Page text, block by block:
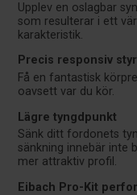
Upplev en oslagbar
som resulterar i ett
karakteristik.
Precis responsiv
Få en fantastisk
oavsett var du kör.
Lägre tyngdpunkt
Sänk ditt fordonets
sänkning innebär inte
mer attraktiv profil.
Eibach Pro-Kit